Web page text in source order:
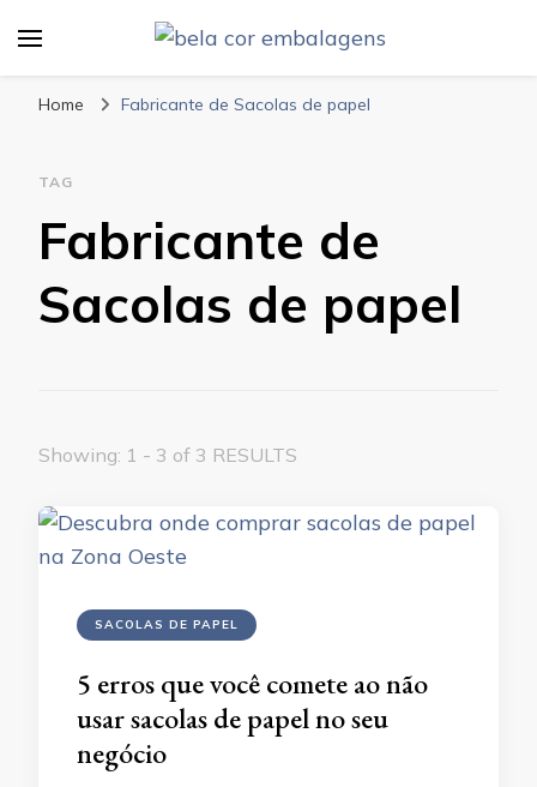
Home Fabricante de Sacolas de papel
TAG
Fabricante de
Sacolas de papel
Showing: 1 - 3 of 3 RESULTS
SACOLAS DE PAPEL
5 erros que você comete ao não
usar sacolas de papel no seu
negócio